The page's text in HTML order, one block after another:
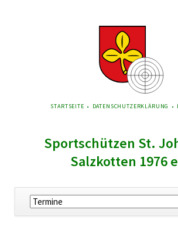
NAVIGATION
STARTSEITE DATENSCHUTZERKLÄRUNG
Sportschützen St.
Salzkotten 1976
Navigation
überspringen